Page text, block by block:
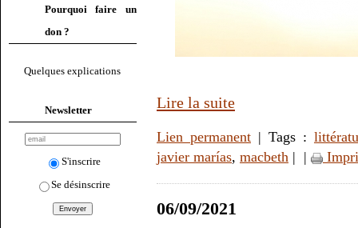
Pourquoi faire un
don ?
Quelques explications
Newsletter
S'inscrire
Se désinscrire
Lire la suite
Lien permanent | Tags :
javier marías, macbeth | |
06/09/2021